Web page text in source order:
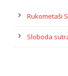
Rukometaši
Sloboda